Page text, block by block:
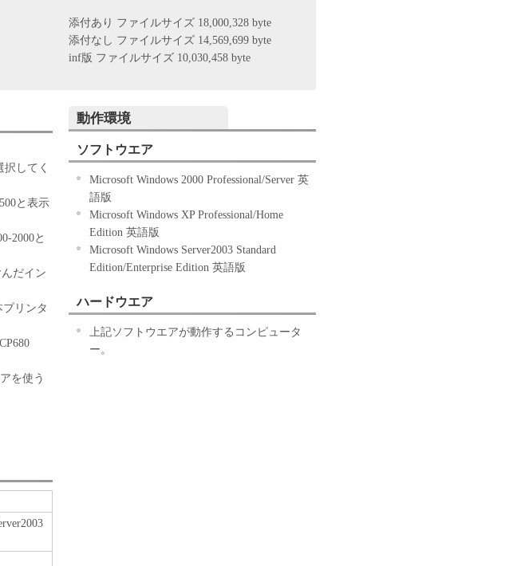
the
terms
and
no
to you
添付あり ファイルサイズ 18,000,328 byte
添付なし ファイルサイズ 14,569,699 byte
inf版 ファイルサイズ 10,030,458 byte
択してく
と表示
2000と
だイン
リンタ
を使う
動作環境
ソフトウエア
Microsoft Windows 2000 Professional/Server 英
語版
Microsoft Windows XP Professional/Home
Edition 英語版
Microsoft Windows Server2003 Standard
Edition/Enterprise Edition 英語版
ハードウエア
上記ソフトウエアが動作するコンピュータ
ー。